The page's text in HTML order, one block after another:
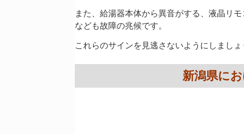
また、給湯器本体から異音がする、液晶リ
なども故障の兆候です。
これらのサインを見逃さないようにしましょ
新潟県に